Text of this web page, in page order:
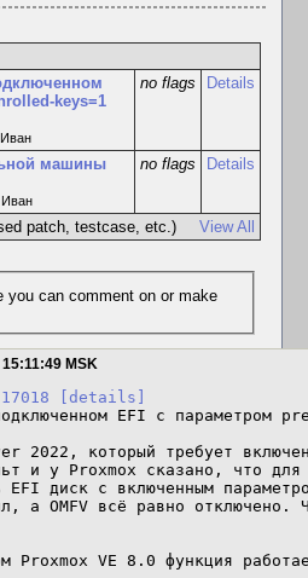
keys=1
no flags Details
машины no flags Details
View All
patch, testcase, etc.)
MSK
[details]
EFI с параметром
2022, который требует
и у Proxmox сказано, что для
EFI диск c включенным
а OMFV всё равно
Proxmox VE 8.0 функция